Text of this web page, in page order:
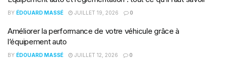
BY ÉDOUARD MASSÉ JUILLET 19, 2026 0
Améliorer la performance de votre véhicule grâce à
l’équipement auto
BY ÉDOUARD MASSÉ JUILLET 12, 2026 0